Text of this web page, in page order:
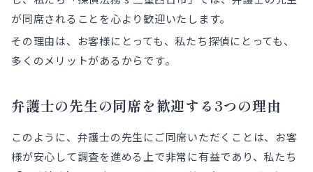
が同席されることを心より歓迎いたします。
その理由は、お客様にとっても、私たち探偵にとっても、
多くのメリットがあるからです。
弁護士の先生の同席を歓迎する3つの理由
このように、弁護士の先生にご同席いただくことは、お客
様が安心して調査を進める上で非常に有益であり、私たち